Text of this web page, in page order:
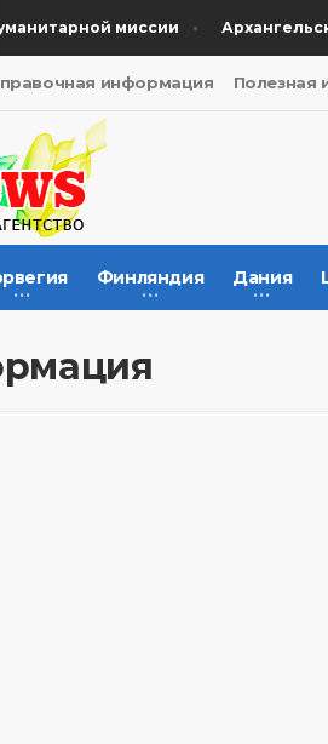
миссии Архангельск
информация Полезная
Финляндия Дания